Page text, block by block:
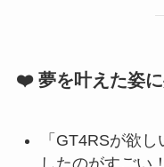
❤️ 夢を叶えた姿
「GT4RSが欲
したのがすごい！